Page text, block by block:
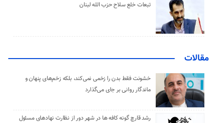
تبعات خلع سلاح حزب الله لبنان
مقالات
خشونت فقط بدن را زخمی نمی‌کند، بلکه زخم‌های پنهان و
ماندگار روانی بر جای می‌گذارد
رشد قارچ گونه کافه ها در شهر دور از نظارت نهادهای مسئول